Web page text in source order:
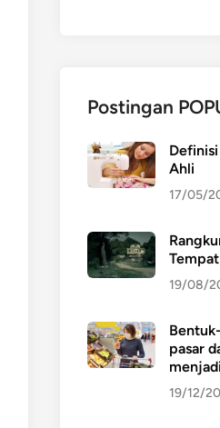
Postingan
Ahli
17/05/
19/08/
pasar
19/12/